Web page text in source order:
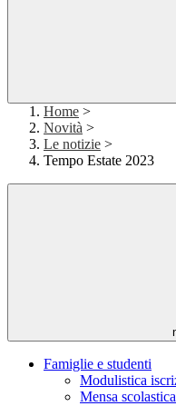
Home >
Novità >
Le notizie >
Tempo Estate 2023
Famiglie e studenti
Modulistica
Mensa scolastica